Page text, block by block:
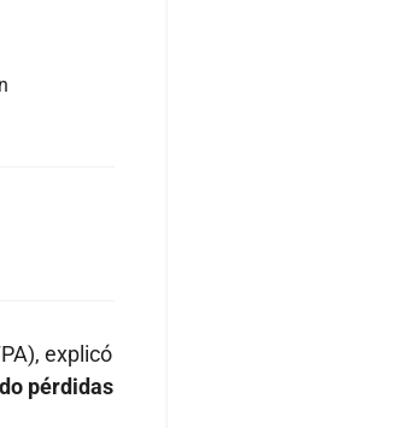
explicó
pérdidas